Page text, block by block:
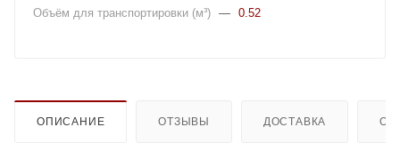
Объём для транспортировки (м³) — 0.52
ОПИСАНИЕ ОТЗЫВЫ ДОСТАВКА